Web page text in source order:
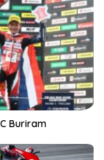
Buriram